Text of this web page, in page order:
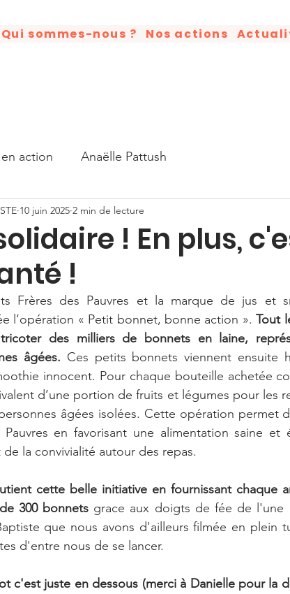
Qui sommes-nous ? Nos actions
action Anaëlle Pattush
Humains en action
King Livre
I have a dream Podcasts
Grande histoire des droits humains
les droits humains Podcasts
Equipe Humains en action portraits
en action aime & soutient
! En plus,
!
10 juin 2025 2 min de lecture
Frères des Pauvres et la marque de jus et
l’opération « Petit bonnet, bonne action ». Tout
des milliers de bonnets en laine,
âgées. Ces petits bonnets viennent ensuite
innocent. Pour chaque bouteille achetée
d’une portion de fruits et légumes pour les
âgées isolées. Cette opération permet
en favorisant une alimentation saine et
la convivialité autour des repas.
cette belle initiative en fournissant chaque
300 bonnets grace aux doigts de fée de l'une
que nous avons d'ailleurs filmée en plein
d'entre nous de se lancer.
c'est juste en dessous (merci à Danielle pour la